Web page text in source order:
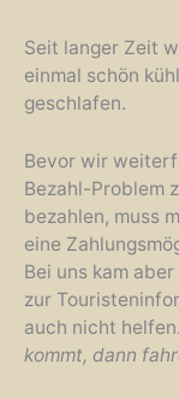
Seit langer Zeit
einmal schön
geschlafen.
Bevor wir
Bezahl-Problem
bezahlen, muss
eine
Bei uns kam
zur
auch nicht
kommt, dann